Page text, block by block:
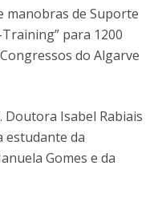
manobras de Suporte
Training” para 1200
do Algarve
Doutora Isabel Rabiais
estudante da
Gomes e da